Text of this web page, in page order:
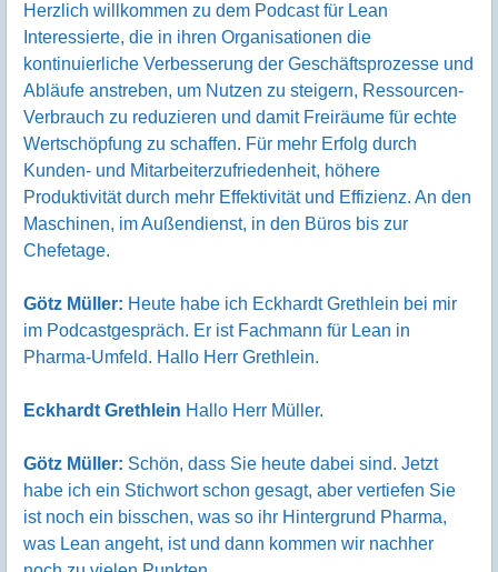
Herzlich willkommen zu dem Podcast für Lean
Interessierte, die in ihren Organisationen die
kontinuierliche Verbesserung der Geschäftsprozesse und
Abläufe anstreben, um Nutzen zu steigern, Ressourcen-
Verbrauch zu reduzieren und damit Freiräume für echte
Wertschöpfung zu schaffen. Für mehr Erfolg durch
Kunden- und Mitarbeiterzufriedenheit, höhere
Produktivität durch mehr Effektivität und Effizienz. An den
Maschinen, im Außendienst, in den Büros bis zur
Chefetage.
Götz Müller: Heute habe ich Eckhardt Grethlein bei mir
im Podcastgespräch. Er ist Fachmann für Lean in
Pharma-Umfeld. Hallo Herr Grethlein.
Eckhardt Grethlein Hallo Herr Müller.
Götz Müller: Schön, dass Sie heute dabei sind. Jetzt
habe ich ein Stichwort schon gesagt, aber vertiefen Sie
ist noch ein bisschen, was so ihr Hintergrund Pharma,
was Lean angeht, ist und dann kommen wir nachher